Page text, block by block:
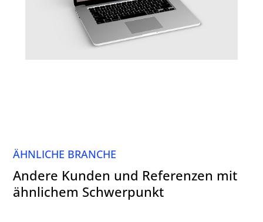
ÄHNLICHE BRANCHE
Andere Kunden und Referenzen mit
ähnlichem Schwerpunkt